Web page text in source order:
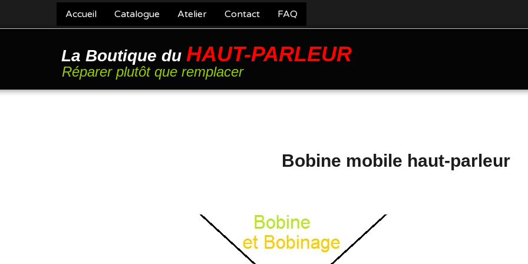
Accueil Catalogue Atelier Contact FAQ
La Boutique du HAUT-PARLEUR
Réparer plutôt que remplacer
Bobine mobile haut-parleur